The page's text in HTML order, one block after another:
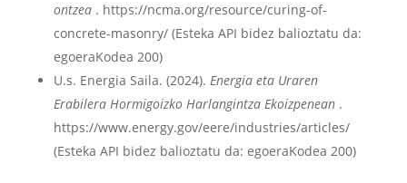
ontzea . https://ncma.org/resource/curing-of-
concrete-masonry/ (Esteka API bidez balioztatu da:
egoeraKodea 200)
U.s. Energia Saila. (2024). Energia eta Uraren
Erabilera Hormigoizko Harlangintza Ekoizpenean .
https://www.energy.gov/eere/industries/articles/
(Esteka API bidez balioztatu da: egoeraKodea 200)